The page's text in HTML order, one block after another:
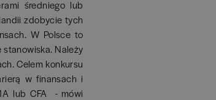
średniego lub
zdobycie tych
W Polsce to
Należy
Celem konkursu
w finansach i
lub CFA - mówi